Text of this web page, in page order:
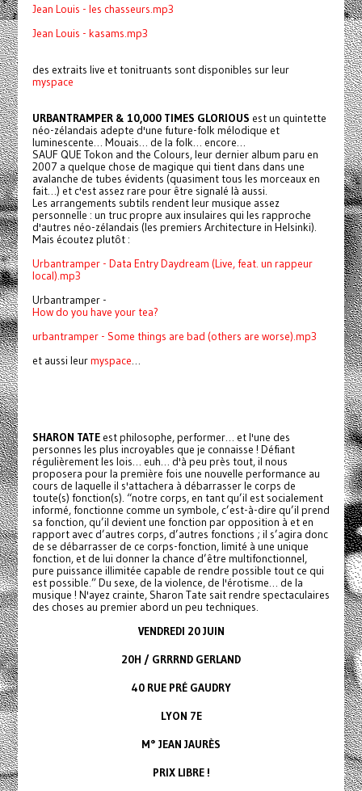
Jean Louis - les chasseurs.mp3
Jean Louis - kasams.mp3
des extraits live et tonitruants sont disponibles sur leur
myspace
URBANTRAMPER & 10,000 TIMES GLORIOUS est un quintette
néo-zélandais adepte d'une future-folk mélodique et
luminescente… Mouais… de la folk… encore…
SAUF QUE Tokon and the Colours, leur dernier album paru en
2007 a quelque chose de magique qui tient dans dans une
avalanche de tubes évidents (quasiment tous les morceaux en
fait…) et c'est assez rare pour être signalé là aussi.
Les arrangements subtils rendent leur musique assez
personnelle : un truc propre aux insulaires qui les rapproche
d'autres néo-zélandais (les premiers Architecture in Helsinki).
Mais écoutez plutôt :
Urbantramper - Data Entry Daydream (Live, feat. un rappeur
local).mp3
Urbantramper -
How do you have your tea?
urbantramper - Some things are bad (others are worse).mp3
et aussi leurmyspace…
SHARON TATEest philosophe, performer… et l'une des
personnes les plus incroyables que je connaisse ! Défiant
régulièrement les lois… euh… d'à peu près tout, il nous
proposera pour la première fois une nouvelle performance au
cours de laquelle il s'attachera à débarrasser le corps de
toute(s) fonction(s). “notre corps, en tant qu’il est socialement
informé, fonctionne comme un symbole, c’est-à-dire qu’il prend
sa fonction, qu’il devient une fonction par opposition à et en
rapport avec d’autres corps, d’autres fonctions ; il s’agira donc
de se débarrasser de ce corps-fonction, limité à une unique
fonction, et de lui donner la chance d’être multifonctionnel,
pure puissance illimitée capable de rendre possible tout ce qui
est possible.” Du sexe, de la violence, de l'érotisme… de la
musique ! N'ayez crainte, Sharon Tate sait rendre spectaculaires
des choses au premier abord un peu techniques.
VENDREDI 20 JUIN
20H / GRRRND GERLAND
40 RUE PRÉ GAUDRY
LYON 7E
M° JEAN JAURÈS
PRIX LIBRE !